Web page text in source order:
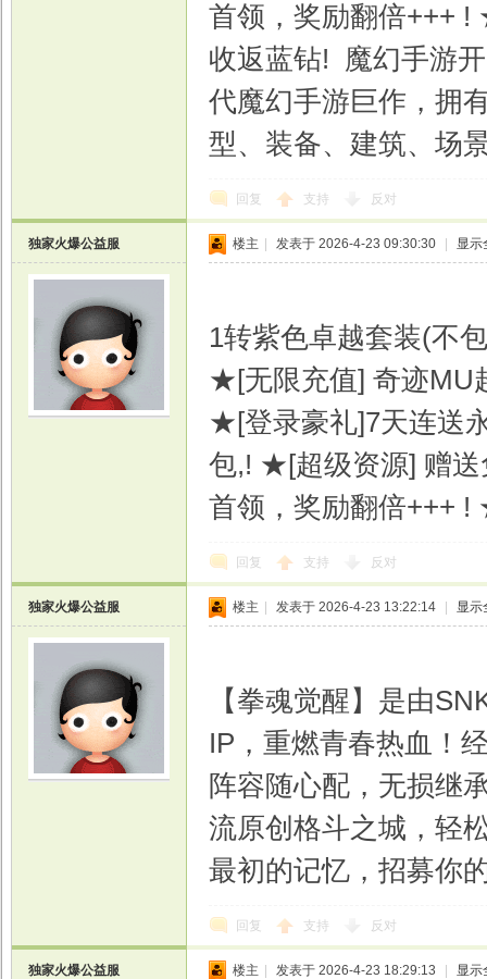
首领，奖励翻倍+++
收返蓝钻! 魔幻手游
代魔幻手游巨作，拥
型、装备、建筑、场
回复 支持 反对
独家火爆公益服 楼主 发表于 2026-4-23 09:30:30 显示
1转紫色卓越套装(不
★[无限充值] 奇迹MU
★[登录豪礼]7天连送
包,! ★[超级资源] 赠送
首领，奖励翻倍+++
回复 支持 反对
独家火爆公益服 楼主 发表于 2026-4-23 13:22:14 显示
【拳魂觉醒】是由
IP，重燃青春热血！
阵容随心配，无损继
流原创格斗之城，轻
最初的记忆，招募你
回复 支持 反对
独家火爆公益服 楼主 发表于 2026-4-23 18:29:13 显示